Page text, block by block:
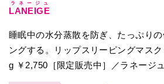
LANEIGE
ラネージュ
睡眠中の水分蒸散を防ぎ、たっぷり
ングする。リップスリーピングマス
g ￥2,750［限定販売中］／ラネージュ